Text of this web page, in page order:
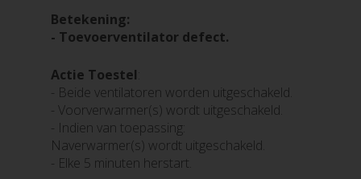
Betekening:
- Toevoerventilator defect.
Actie Toestel
- Beide ventilatoren worden uitgeschakeld.
- Voorverwarmer(s) wordt uitgeschakeld.
- Indien van toepassing:
Naverwarmer(s) wordt uitgeschakeld.
- Elke 5 minuten herstart.